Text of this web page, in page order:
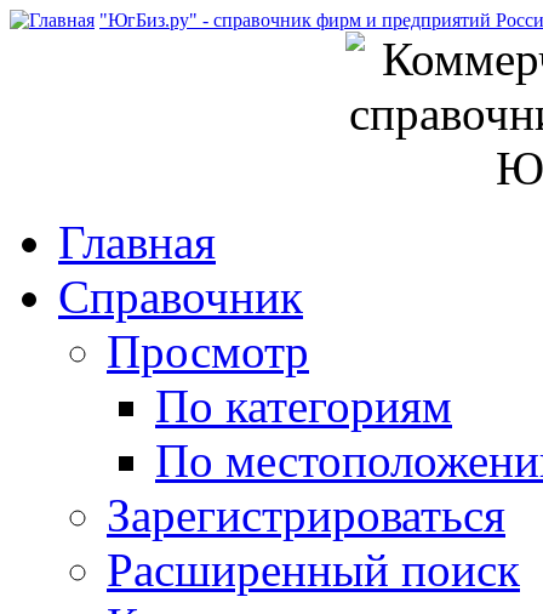
"ЮгБиз.ру" - справочник фирм и предприятий
Главная
Справочник
Просмотр
По категориям
По
Зарегистрироваться
Расширенный поиск